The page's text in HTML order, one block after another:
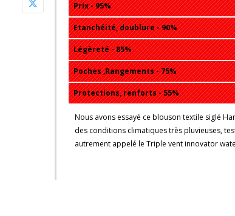
Prix - 95%
Etanchéité, doublure - 90%
Légèreté - 85%
Poches ,Rangements - 75%
Protections, renforts - 55%
Nous avons essayé ce blouson textile siglé
des conditions climatiques très pluvieuses,
autrement appelé le Triple vent innovator